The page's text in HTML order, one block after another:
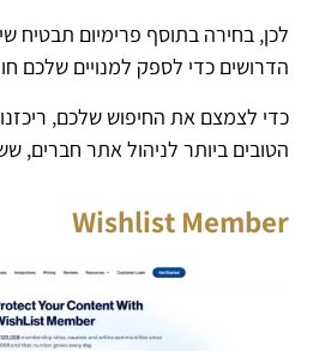
לכן, בחירה בתוסף פרימיום תבטיח
הדרושים כדי לספק למנויים שלכם
כדי לצמצם את החיפוש שלכם,
הטובים ביותר לניהול אתר חברים,
Wishlist Member